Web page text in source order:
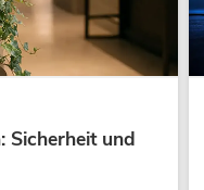
Sicherheit und